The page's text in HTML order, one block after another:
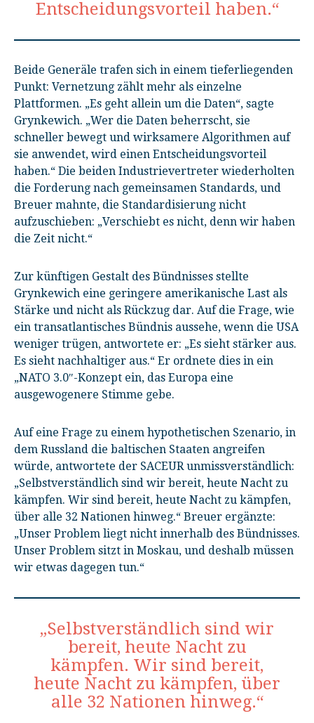
Entscheidungsvorteil haben.“
Beide Generäle trafen sich in einem tieferliegenden
Punkt: Vernetzung zählt mehr als einzelne
Plattformen. „Es geht allein um die Daten“, sagte
Grynkewich. „Wer die Daten beherrscht, sie
schneller bewegt und wirksamere Algorithmen auf
sie anwendet, wird einen Entscheidungsvorteil
haben.“ Die beiden Industrievertreter wiederholten
die Forderung nach gemeinsamen Standards, und
Breuer mahnte, die Standardisierung nicht
aufzuschieben: „Verschiebt es nicht, denn wir haben
die Zeit nicht.“
Zur künftigen Gestalt des Bündnisses stellte
Grynkewich eine geringere amerikanische Last als
Stärke und nicht als Rückzug dar. Auf die Frage, wie
ein transatlantisches Bündnis aussehe, wenn die USA
weniger trügen, antwortete er: „Es sieht stärker aus.
Es sieht nachhaltiger aus.“ Er ordnete dies in ein
„NATO 3.0″-Konzept ein, das Europa eine
ausgewogenere Stimme gebe.
Auf eine Frage zu einem hypothetischen Szenario, in
dem Russland die baltischen Staaten angreifen
würde, antwortete der SACEUR unmissverständlich:
„Selbstverständlich sind wir bereit, heute Nacht zu
kämpfen. Wir sind bereit, heute Nacht zu kämpfen,
über alle 32 Nationen hinweg.“ Breuer ergänzte:
„Unser Problem liegt nicht innerhalb des Bündnisses.
Unser Problem sitzt in Moskau, und deshalb müssen
wir etwas dagegen tun.“
„Selbstverständlich sind wir
bereit, heute Nacht zu
kämpfen. Wir sind bereit,
heute Nacht zu kämpfen, über
alle 32 Nationen hinweg.“